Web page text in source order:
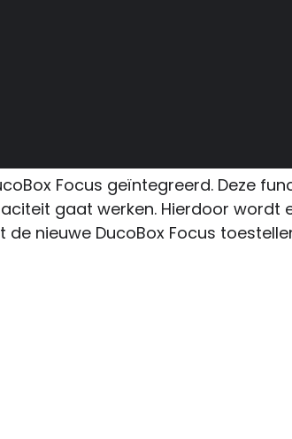
Focus geïntegreerd. Deze
gaat werken. Hierdoor wordt
nieuwe DucoBox Focus